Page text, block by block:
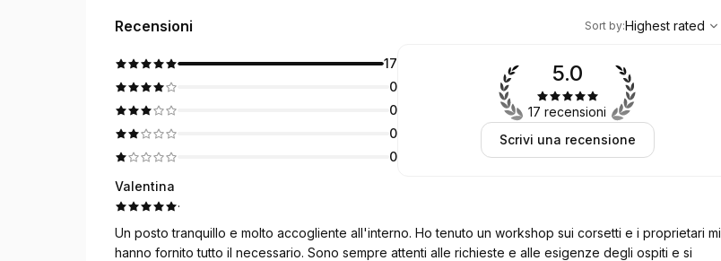
Recensioni
Highest rated
Sort by:Highest rated
17
0
0
0
0
5.0
17 recensioni
Scrivi una recensione
Valentina
·
Un posto tranquillo e molto accogliente all'interno. Ho tenuto un workshop sui corsetti e i proprietari mi
hanno fornito tutto il necessario. Sono sempre attenti alle richieste e alle esigenze degli ospiti e si